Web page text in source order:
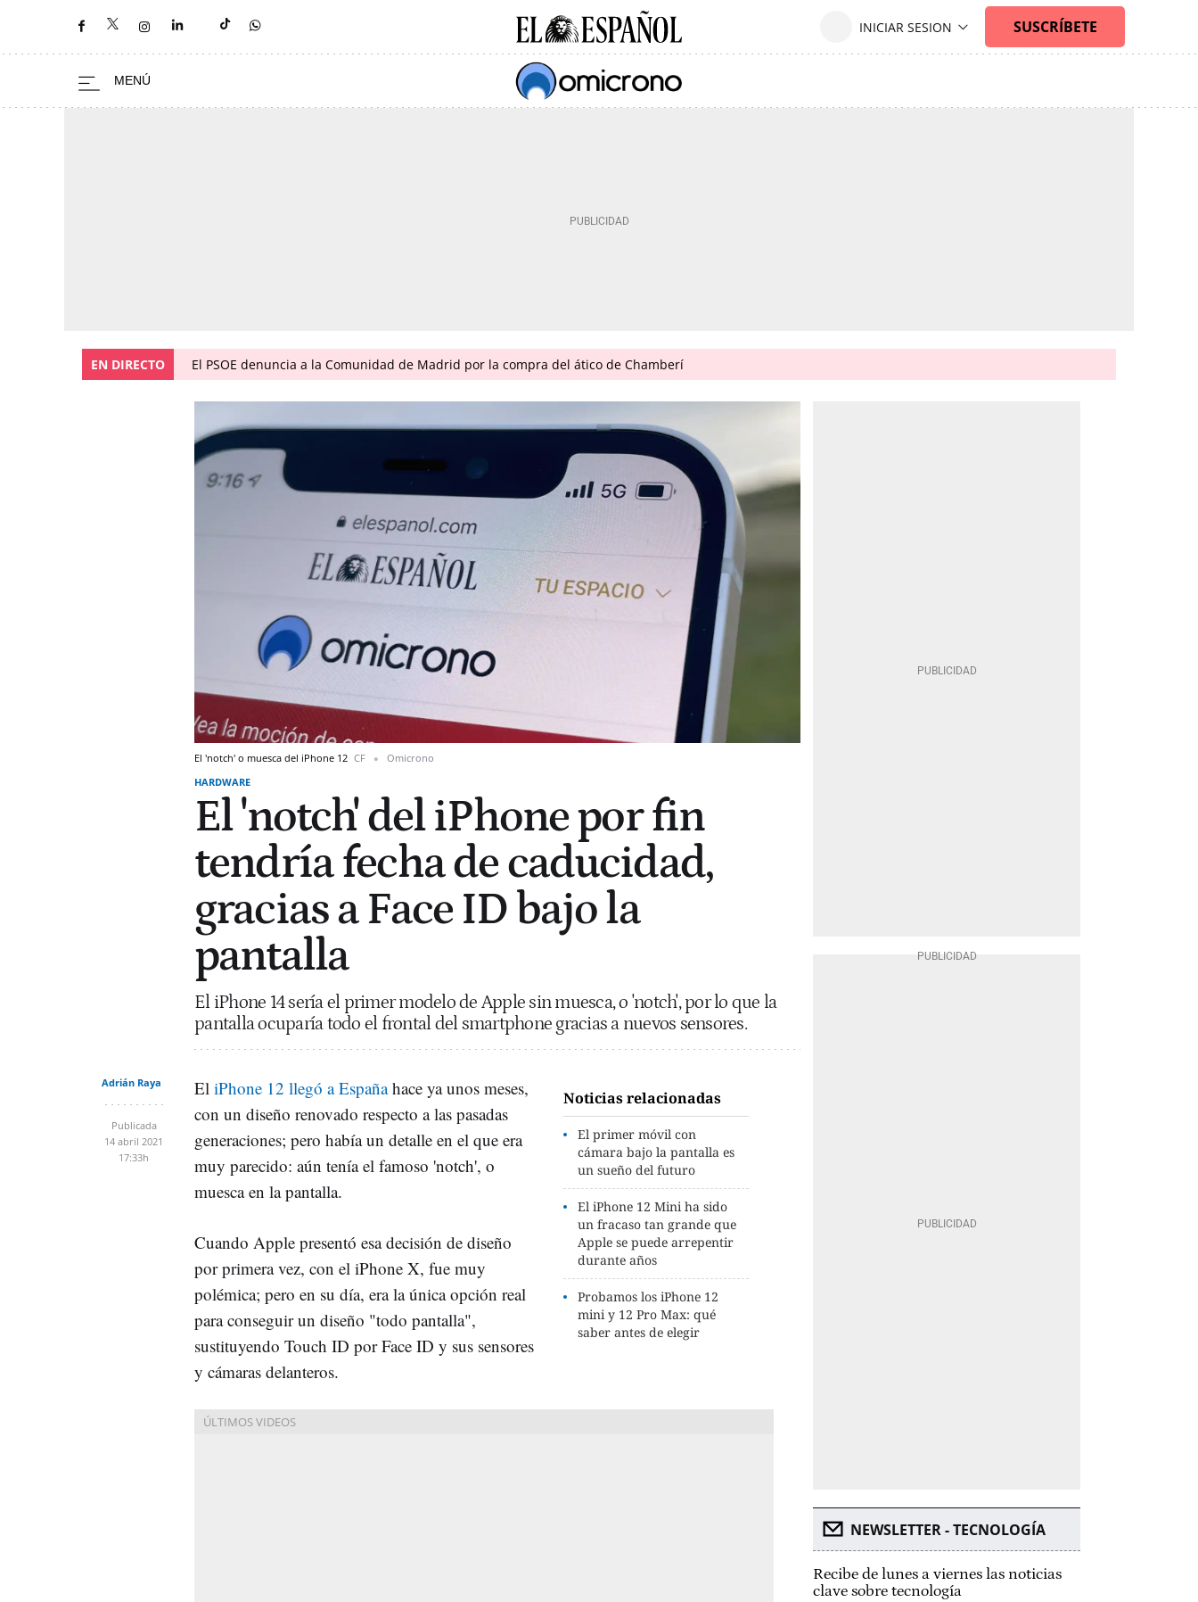
EN DIRECTO El PSOE denuncia a la Comunidad de Madrid por la compra del ático de Chamberí
El 'notch' o muesca del iPhone 12 CF
Omicrono
HARDWARE
El 'notch' del iPhone por fin
tendría fecha de caducidad,
gracias a Face ID bajo la
pantalla
El iPhone 14 sería el primer modelo de Apple sin muesca, o 'notch', por lo que la
pantalla ocuparía todo el frontal del smartphone gracias a nuevos sensores.
Adrián Raya
Publicada
14 abril 2021
17:33h
Noticias relacionadas
El primer móvil con
cámara bajo la pantalla es
un sueño del futuro
El iPhone 12 Mini ha sido
un fracaso tan grande que
Apple se puede arrepentir
durante años
Probamos los iPhone 12
mini y 12 Pro Max: qué
saber antes de elegir
El iPhone 12 llegó a Españahace ya unos meses,
con un diseño renovado respecto a las pasadas
generaciones; pero había un detalle en el que era
muy parecido: aún tenía el famoso 'notch', o
muesca en la pantalla.
Cuando Apple presentó esa decisión de diseño
por primera vez, con el iPhone X, fue muy
polémica; pero en su día, era la única opción real
para conseguir un diseño "todo pantalla",
sustituyendo Touch ID por Face ID y sus sensores
y cámaras delanteros.
NEWSLETTER - TECNOLOGÍA
Recibe de lunes a viernes las noticias
clave sobre tecnología